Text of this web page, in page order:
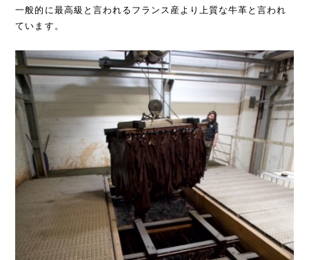
一般的に最高級と言われるフランス産より上質な牛革と言われ
ています。